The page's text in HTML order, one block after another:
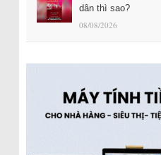
dân thì sao?
08/08/2026